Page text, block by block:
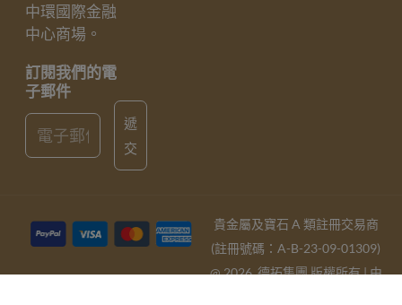
中環國際金融
中心商場。
訂閱我們的電
子郵件
Email 遞
交
貴金屬及寶石 A 類註冊交易商
(註冊號碼：A-B-23-09-01309)
@ 2026, 德拓集團 版權所有 | 由